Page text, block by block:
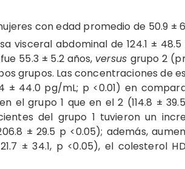
con edad promedio de 50.9 ±
visceral abdominal de 124.1 ±
55.3 ± 5.2 años, versus grupo 2
grupos. Las concentraciones de
± 44.0 pg/mL; p <0.01) en
el grupo 1 que en el 2 (114.8 ± 39.5
del grupo 1 tuvieron un
± 29.5 p <0.05); además,
± 34.1, p <0.05), el colesterol